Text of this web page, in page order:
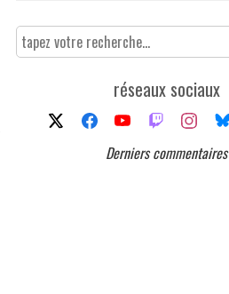
réseaux sociaux
Derniers commentaires